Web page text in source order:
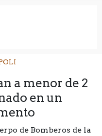
a menor de 2
en un
de Bomberos de la